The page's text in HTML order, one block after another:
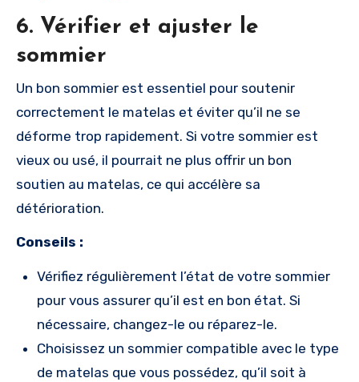
6. Vérifier et ajuster le
sommier
Un bon sommier est essentiel pour soutenir
correctement le matelas et éviter qu’il ne se
déforme trop rapidement. Si votre sommier est
vieux ou usé, il pourrait ne plus offrir un bon
soutien au matelas, ce qui accélère sa
détérioration.
Conseils :
Vérifiez régulièrement l’état de votre sommier
pour vous assurer qu’il est en bon état. Si
nécessaire, changez-le ou réparez-le.
Choisissez un sommier compatible avec le type
de matelas que vous possédez, qu’il soit à